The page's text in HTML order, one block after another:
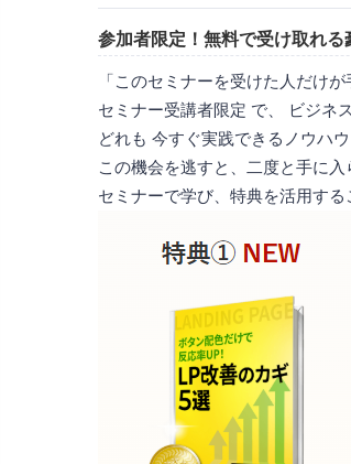
参加者限定！無料で受け取れ
「このセミナーを受けた人だけ
セミナー受講者限定 で、 ビジネ
どれも 今すぐ実践できるノウハウ
この機会を逃すと、二度と手に
セミナーで学び、特典を活用す